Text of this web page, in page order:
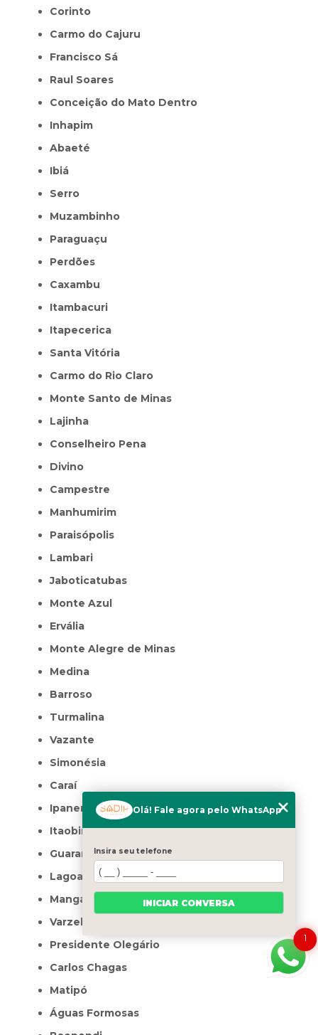
Corinto
Carmo do Cajuru
Francisco Sá
Raul Soares
Conceição do Mato Dentro
Inhapim
Abaeté
Ibiá
Serro
Muzambinho
Paraguaçu
Perdões
Caxambu
Itambacuri
Itapecerica
Santa Vitória
Carmo do Rio Claro
Monte Santo de Minas
Lajinha
Conselheiro Pena
Divino
Campestre
Manhumirim
Paraisópolis
Lambari
Jaboticatubas
Monte Azul
Ervália
Monte Alegre de Minas
Medina
Barroso
Turmalina
Vazante
Simonésia
Caraí
Ipanema
Itaobim
Guaranésia
Lagoa Formosa
Manga
Varzelândia
Presidente Olegário
Carlos Chagas
Matipó
Águas Formosas
1
Olá! Fale agora pelo WhatsApp
Insira seu telefone
INICIAR CONVERSA